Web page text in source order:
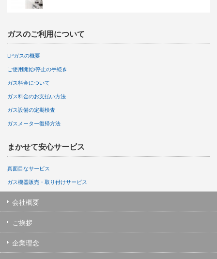
ガスのご利用について
LPガスの概要
ご使用開始/停止の手続き
ガス料金について
ガス料金のお支払い方法
ガス設備の定期検査
ガスメーター復帰方法
まかせて安心サービス
真面目なサービス
ガス機器販売・取り付けサービス
会社概要
ご挨拶
企業理念